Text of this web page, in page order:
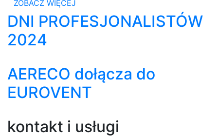
ZOBACZ WIĘCEJ
DNI PROFESJONALISTÓW
2024
AERECO dołącza do
EUROVENT
kontakt i usługi